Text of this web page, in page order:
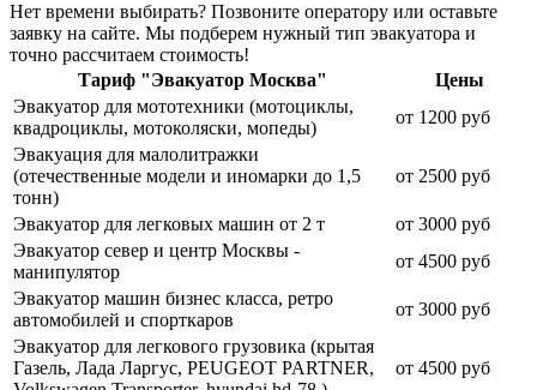
Нет времени выбирать? Позвоните оператору или оставьте
заявку на сайте. Мы подберем нужный тип эвакуатора и
точно рассчитаем стоимость!
Тариф "Эвакуатор Москва"
Цены
Эвакуатор для мототехники (мотоциклы,
квадроциклы, мотоколяски, мопеды)
от 1200 руб
Эвакуация для малолитражки
(отечественные модели и иномарки до 1,5
тонн)
от 2500 руб
Эвакуатор для легковых машин от 2 т
от 3000 руб
Эвакуатор север и центр Москвы -
манипулятор
от 4500 руб
Эвакуатор машин бизнес класса, ретро
автомобилей и спорткаров
от 3000 руб
Эвакуатор для легкового грузовика (крытая
Газель, Лада Ларгус, PEUGEOT PARTNER,
от 4500 руб